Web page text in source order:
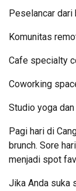
Peselancar dari
Komunitas
Cafe specialty
Coworking
Studio yoga
Pagi hari di
brunch. Sore
menjadi spot
Jika Anda suka